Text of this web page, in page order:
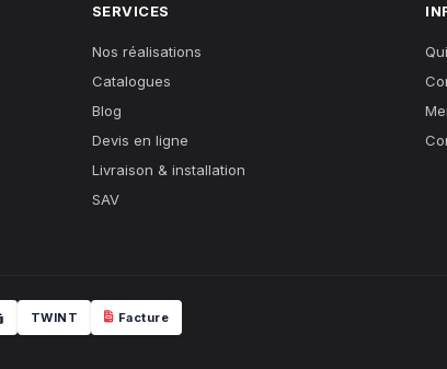
SERVICES
Nos réalisations
Catalogues
Blog
Devis en ligne
Livraison & installation
SAV
TWINT Facture